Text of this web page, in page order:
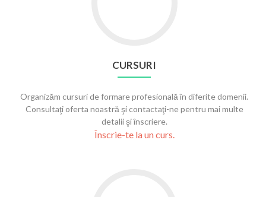
CURSURI
Organizăm cursuri de formare profesională în diferite domenii.
Consultaţi oferta noastră şi contactaţi-ne pentru mai multe
detalii şi înscriere.
Înscrie-te la un curs.